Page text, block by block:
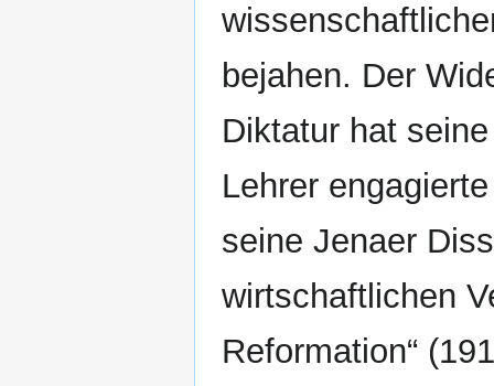
bejahen. Der
Diktatur hat
Lehrer
seine Jenaer
wirtschaftlichen
Reformation“